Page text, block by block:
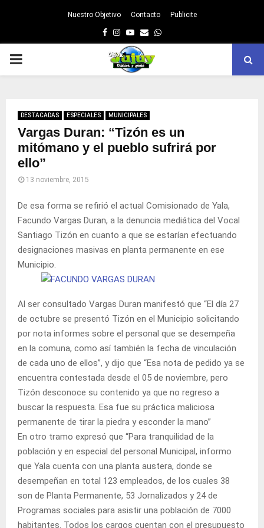
Nuestro Objetivo Contacto Publicite
Facebook
Instagram
Youtube
EmailWhatsapp
PRIMARY
DESTACADAS ESPECIALES MUNICIPALES
Vargas Duran: “Tizón es un
mitómano y el pueblo sufrirá por
ello”
13 noviembre, 2015
De esa forma se refirió el actual Comisionado de Yala,
Facundo Vargas Duran, a la denuncia mediática del Vocal
Santiago Tizón en cuanto a que se estarían efectuando
designaciones masivas en planta permanente en ese
Municipio.
Al ser consultado Vargas Duran manifestó que “El día 27
de octubre se presentó Tizón en el Municipio solicitando
por nota informes sobre el personal que se desempeña
en la comuna, como así también la fecha de vinculación
de cada uno de ellos”, y dijo que “Esa nota de pedido ya se
encuentra contestada desde el 05 de noviembre, pero
Tizón desconoce su contenido ya que no regreso a
buscar la respuesta. Esa fue su práctica maliciosa
permanente de tirar la piedra y esconder la mano”
En otro tramo expresó que “Para tranquilidad de la
población y en especial del personal Municipal, informo
que Yala cuenta con una planta austera, donde se
desempeñan en total 123 empleados, de los cuales 38
son de Planta Permanente, 53 Jornalizados y 24 de
Programas sociales para asistir una población de 7000
habitantes. Todos los cargos cuentan con el presupuesto